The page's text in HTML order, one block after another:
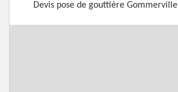
Devis pose de gouttière Gommerville